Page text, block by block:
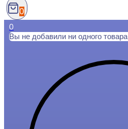
0
0
Вы не добавили ни одного товара